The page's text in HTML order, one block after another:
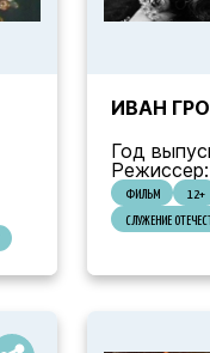
ИВАН
Год
ФИЛЬМ
12+
СЛУЖЕНИЕ